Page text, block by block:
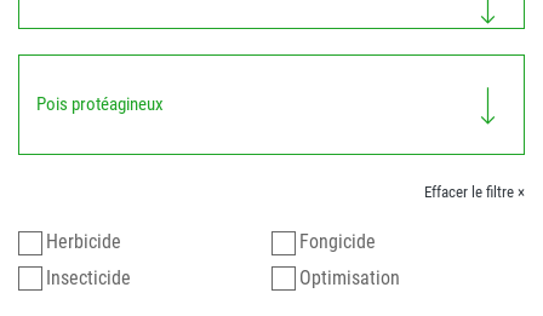
Pois protéagineux
Effacer le filtre ×
Herbicide
Fongicide
Insecticide
Optimisation